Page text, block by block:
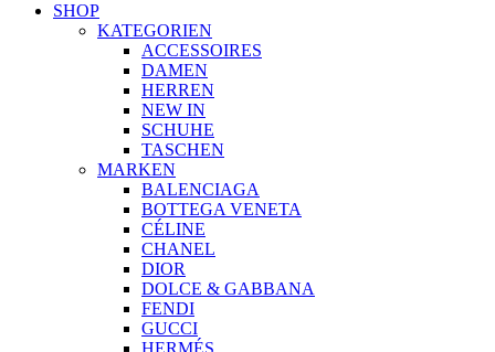
SHOP
KATEGORIEN
ACCESSOIRES
DAMEN
HERREN
NEW IN
SCHUHE
TASCHEN
MARKEN
BALENCIAGA
BOTTEGA VENETA
CÉLINE
CHANEL
DIOR
DOLCE & GABBANA
FENDI
GUCCI
HERMÉS